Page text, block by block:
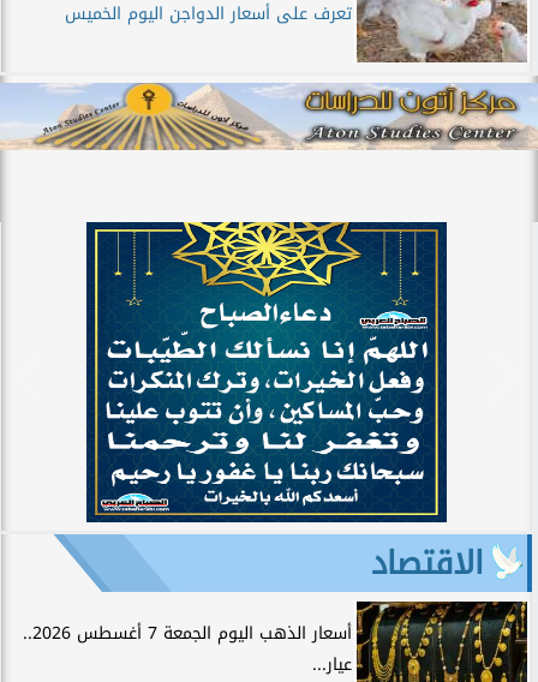
تعرف على أسعار الدواجن اليوم الخميس
الاقتصاد
أسعار الذهب اليوم الجمعة 7 أغسطس 2026..
عيار...